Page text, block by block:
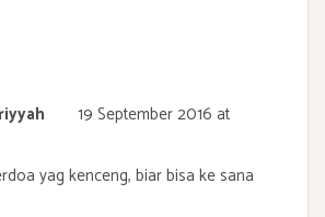
19 September 2016 at
yag kenceng, biar bisa ke sana